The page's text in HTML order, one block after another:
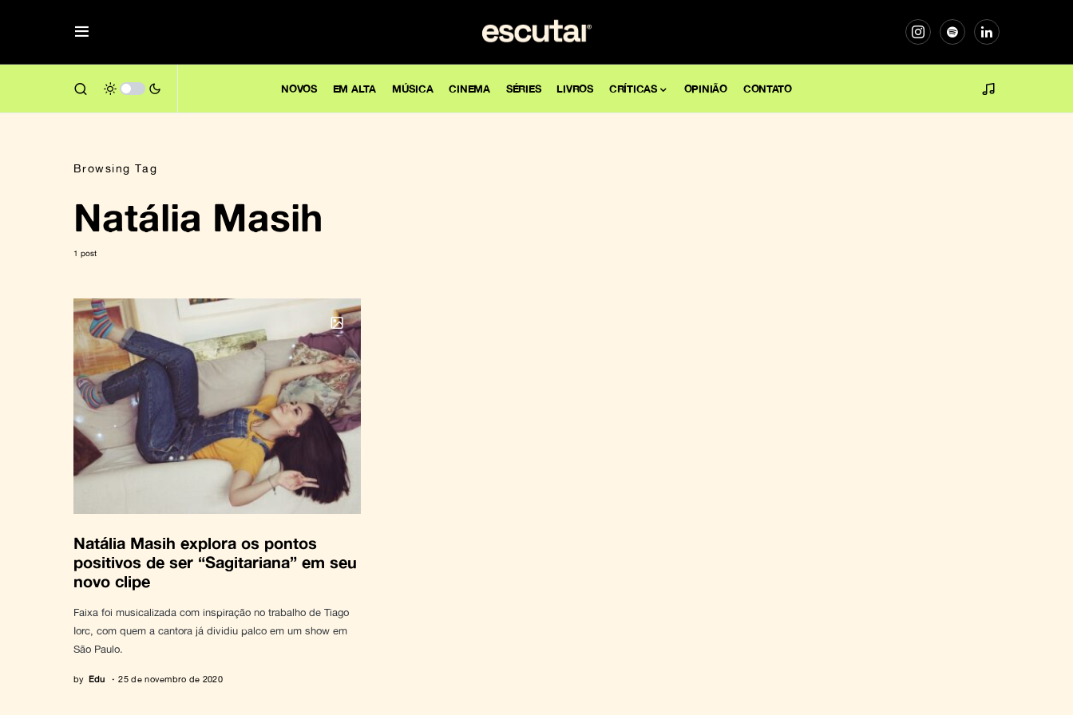
NOVOS EM ALTA MÚSICA CINEMA SÉRIES LIVROS CRÍTICAS OPINIÃO CONTATO
Browsing Tag
Natália Masih
1 post
Natália Masih explora os pontos
positivos de ser “Sagitariana” em seu
novo clipe
Faixa foi musicalizada com inspiração no trabalho de Tiago
Iorc, com quem a cantora já dividiu palco em um show em
São Paulo.
by Edu 25 de novembro de 2020